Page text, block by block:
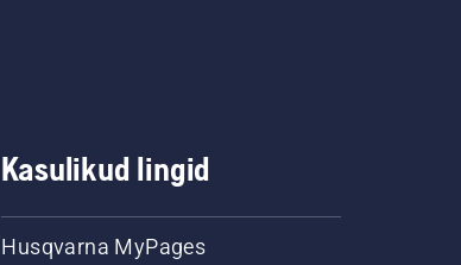
Kasulikud lingid
Husqvarna MyPages